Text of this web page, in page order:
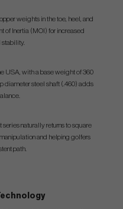
weights in the toe, heel, and
of Inertia (MOI) for increased
stability.
USA, with a base weight of 360
diameter steel shaft (.460) adds
naturally returns to square
and helping golfers
path.